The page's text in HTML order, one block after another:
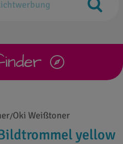
/Oki Weißtoner
yellow